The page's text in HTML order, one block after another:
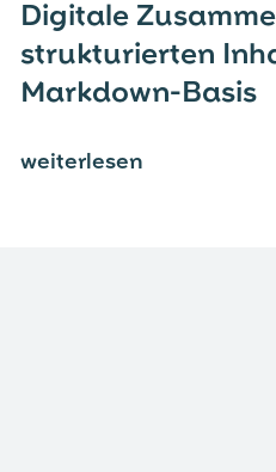
Digitale
strukturierten
Markdown-Basis
weiterlesen